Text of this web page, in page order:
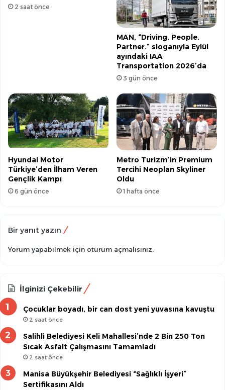
2 saat önce
MAN, “Driving. People.
Partner.” sloganıyla Eylül
ayındaki IAA
Transportation 2026’da
3 gün önce
Hyundai Motor
Türkiye’den İlham Veren
Gençlik Kampı
6 gün önce
Metro Turizm’in Premium
Tercihi Neoplan Skyliner
Oldu
1 hafta önce
Bir yanıt yazın
Yorum yapabilmek için oturum açmalısınız
İlginizi Çekebilir
Çocuklar boyadı, bir can dost yeni yuvasına kavuştu
2 saat önce
Salihli Belediyesi Keli Mahallesi’nde 2 Bin 250 Ton
Sıcak Asfalt Çalışmasını Tamamladı
2 saat önce
Manisa Büyükşehir Belediyesi “Sağlıklı İşyeri”
Sertifikasını Aldı